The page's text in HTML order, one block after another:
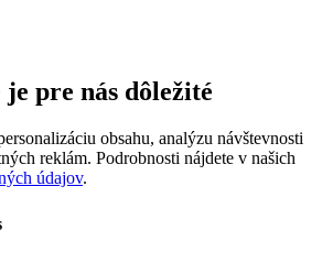
je pre nás dôležité
obsahu, analýzu návštevnosti
reklám. Podrobnosti nájdete v našich
údajov.